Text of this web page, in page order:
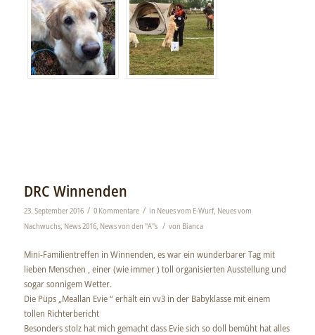
DRC Winnenden
23. September 2016 / 0 Kommentare / in Neues vom E-Wurf, Neues vom
Nachwuchs, News 2016, News von den "A"s / von Bianca
Mini-Familientreffen in Winnenden, es war ein wunderbarer Tag mit
lieben Menschen , einer (wie immer ) toll organisierten Ausstellung und
sogar sonnigem Wetter.
Die Püps „Meallan Evie “ erhält ein vv3 in der Babyklasse mit einem
tollen Richterbericht
Besonders stolz hat mich gemacht dass Evie sich so doll bemüht hat alles